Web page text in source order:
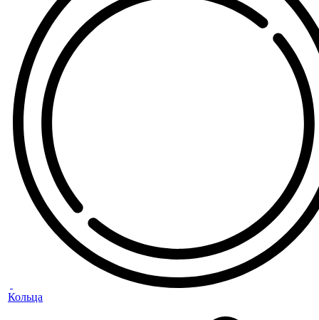
Кольца